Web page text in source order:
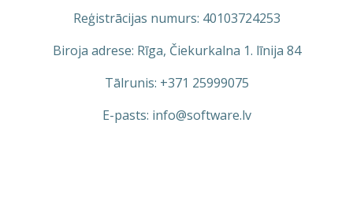
Reģistrācijas numurs: 40103724253
Biroja adrese: Rīga, Čiekurkalna 1. līnija 84
Tālrunis: +371 25999075
E-pasts: info@software.lv